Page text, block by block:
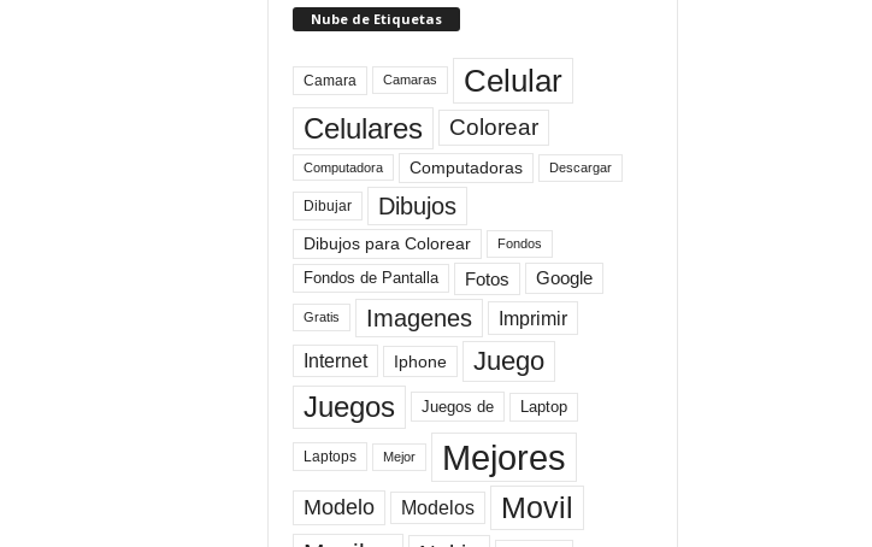
Nube de Etiquetas
Camara Camaras Celular
Celulares Colorear
Computadora Computadoras Descargar
Dibujar Dibujos
Dibujos para Colorear Fondos
Fondos de Pantalla Fotos Google
Gratis Imagenes Imprimir
Internet Iphone Juego
Juegos Juegos de Laptop
Laptops Mejor Mejores
Modelo Modelos Movil